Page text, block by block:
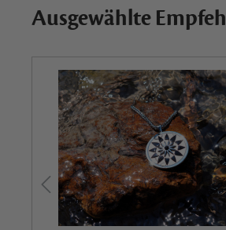
Ausgewählte